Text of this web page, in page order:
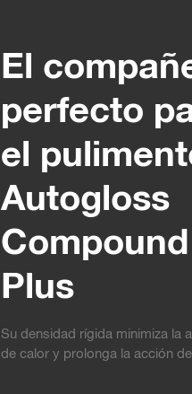
El
perfecto
el
Autogloss
Compound
Plus
Su densidad rígida minimiza la
de calor y prolonga la acción